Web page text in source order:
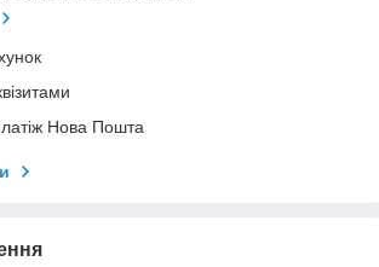
Нова Пошта